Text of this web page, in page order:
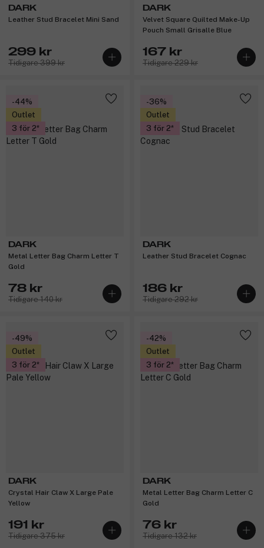
DARK
Leather Stud Bracelet Mini Sand
299 kr
Tidigare 399 kr
DARK
Velvet Square Quilted Make-Up
Pouch Small Grisalle Blue
167 kr
Tidigare 229 kr
-44%
Outlet
3 för 2
DARK
Metal Letter Bag Charm Letter T
Gold
78 kr
Tidigare 140 kr
-36%
Outlet
3 för 2
DARK
Leather Stud Bracelet Cognac
186 kr
Tidigare 292 kr
-49%
Outlet
3 för 2
DARK
Crystal Hair Claw X Large Pale
Yellow
191 kr
Tidigare 375 kr
-42%
Outlet
3 för 2
DARK
Metal Letter Bag Charm Letter C
Gold
76 kr
Tidigare 132 kr